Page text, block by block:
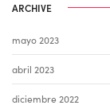
ARCHIVE
mayo 2023
abril 2023
diciembre 2022